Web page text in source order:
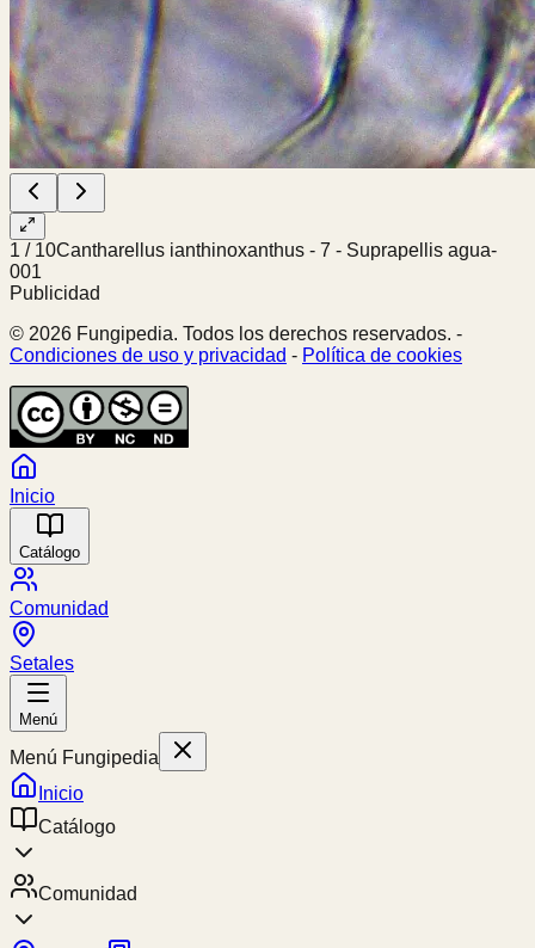
1 / 10Cantharellus ianthinoxanthus - 7 - Suprapellis agua-
001
Publicidad
© 2026 Fungipedia. Todos los derechos reservados. -
Condiciones de uso y privacidad - Política de cookies
Inicio
Catálogo
Comunidad
Setales
Menú
Menú Fungipedia
Inicio
Catálogo
Comunidad